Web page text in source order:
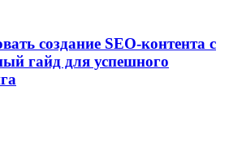
создание SEO-контента с
гайд для успешного